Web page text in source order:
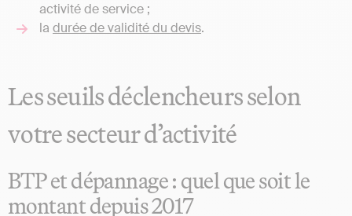
activité de service ;
la durée de validité du devis.
Les seuils déclencheurs selon
votre secteur d’activité
BTP et dépannage : quel que soit le
montant depuis 2017